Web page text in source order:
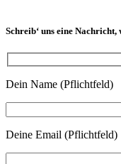
Schreib‘ uns eine
Dein Name (Pflichtfeld)
Deine Email (Pflichtfeld)